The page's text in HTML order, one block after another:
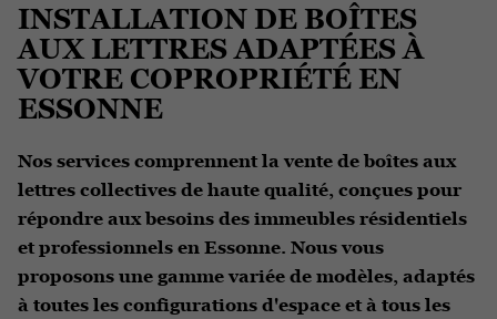
INSTALLATION DE BOÎTES
AUX LETTRES ADAPTÉES À
VOTRE COPROPRIÉTÉ EN
ESSONNE
Nos services comprennent la vente de boîtes aux
lettres collectives de haute qualité, conçues pour
répondre aux besoins des immeubles résidentiels
et professionnels en Essonne. Nous vous
proposons une gamme variée de modèles, adaptés
à toutes les configurations d'espace et à tous les